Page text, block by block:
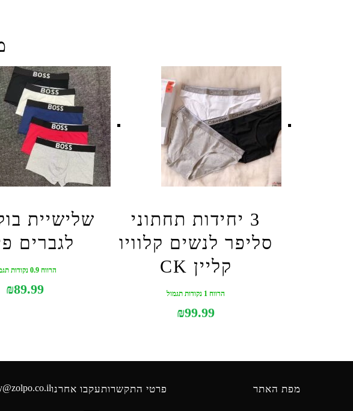
3 יחידות תחתוני
סליפר לנשים קלוויו
קליין CK
הרווח 1 נקודות תגמול
₪99.99
שלישיית
לגברים
הרווח 0.9 נקודות תגמול
₪89.99
מפת האתר פרטי התקשרותעקבו אחרנו